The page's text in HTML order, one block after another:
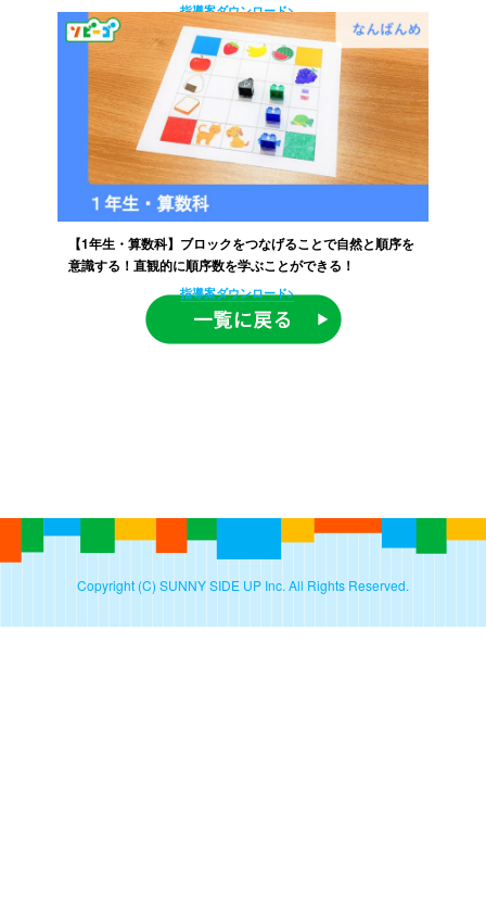
指導案ダウンロード>
【1年生・算数科】ブロックをつなげることで自然と順序を
意識する！直観的に順序数を学ぶことができる！
指導案ダウンロード>
Copyright (C) SUNNY SIDE UP Inc. All Rights Reserved.